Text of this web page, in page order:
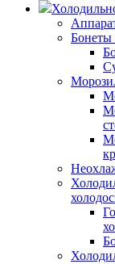
Бонеты